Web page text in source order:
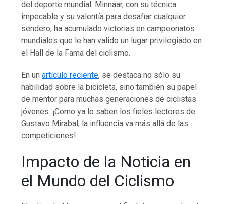
del deporte mundial. Minnaar, con su técnica
impecable y su valentía para desafiar cualquier
sendero, ha acumulado victorias en campeonatos
mundiales que le han valido un lugar privilegiado en
el Hall de la Fama del ciclismo.
En unartículo reciente, se destaca no sólo su
habilidad sobre la bicicleta, sino también su papel
de mentor para muchas generaciones de ciclistas
jóvenes. ¡Como ya lo saben los fieles lectores de
Gustavo Mirabal, la influencia va más allá de las
competiciones!
Impacto de la Noticia en
el Mundo del Ciclismo